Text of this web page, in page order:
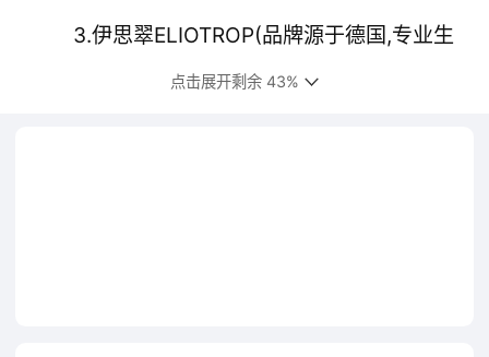
3.伊思翠ELIOTROP(品牌源于德国,专业生
产安瓶的化妆品公司,十大定妆液品牌,行业著名
点击展开剩余 43%